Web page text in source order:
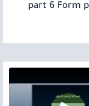
part 6 Form